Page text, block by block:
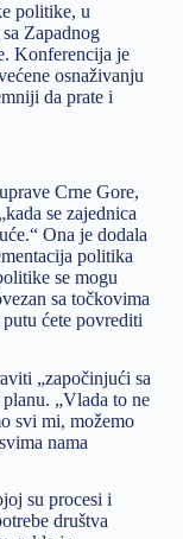
politike, u
Zapadnog
Konferencija je
osnaživanju
da prate i
Crne Gore,
se zajednica
Ona je dodala
politika
se mogu
sa točkovima
ćete povrediti
„započinjući sa
„Vlada to ne
svi mi, možemo
nama
su procesi i
društva